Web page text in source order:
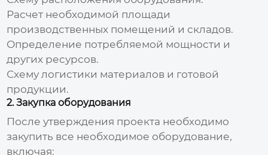
Расчет необходимой площади
производственных помещений и складов.
Определение потребляемой мощности и
других ресурсов.
Схему логистики материалов и готовой
продукции.
2. Закупка оборудования
После утверждения проекта необходимо
закупить все необходимое оборудование,
включая: